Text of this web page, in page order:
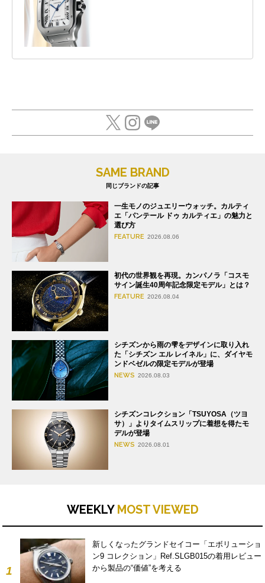
SAME BRAND
同じブランドの記事
一生モノのジュエリーウォッチ。カルティ
エ「パンテール ドゥ カルティエ」の魅力と
選び方
FEATURE 2026.08.06
初代の世界観を再現。カンパノラ「コスモ
サイン誕生40周年記念限定モデル」とは？
FEATURE 2026.08.04
シチズンから雨の雫をデザインに取り入れ
た「シチズン エル レイネル」に、ダイヤモ
ンドベゼルの限定モデルが登場
NEWS 2026.08.03
シチズンコレクション「TSUYOSA（ツヨ
サ）」よりタイムスリップに着想を得たモ
デルが登場
NEWS 2026.08.01
WEEKLY MOST VIEWED
1
新しくなったグランドセイコー「エボリューショ
ン9 コレクション」Ref.SLGB015の着用レビュー
から製品の“価値”を考える